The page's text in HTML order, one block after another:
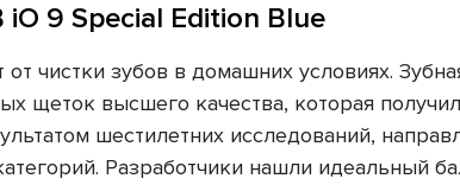
9 Special Edition Blue
чистки зубов в домашних условиях.
щеток высшего качества, которая
шестилетних исследований,
Разработчики нашли идеальный